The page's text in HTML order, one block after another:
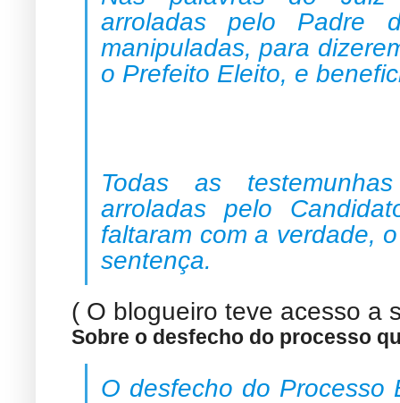
arroladas pelo Padre
manipuladas, para
o Prefeito Eleito, e
Todas as
arroladas pelo
faltaram com a verdade,
sentença.
( O blogueiro teve acesso a
Sobre o desfecho do processo
O desfecho do Processo